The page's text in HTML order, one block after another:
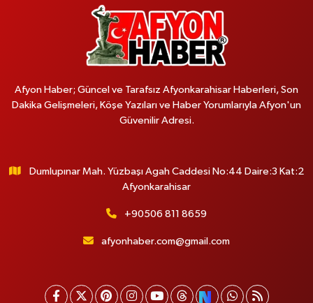
Afyon Haber; Güncel ve Tarafsız Afyonkarahisar Haberleri, Son
Dakika Gelişmeleri, Köşe Yazıları ve Haber Yorumlarıyla Afyon'un
Güvenilir Adresi.
Dumlupınar Mah. Yüzbaşı Agah Caddesi No:44 Daire:3 Kat:2
Afyonkarahisar
+90506 811 8659
afyonhaber.com@gmail.com